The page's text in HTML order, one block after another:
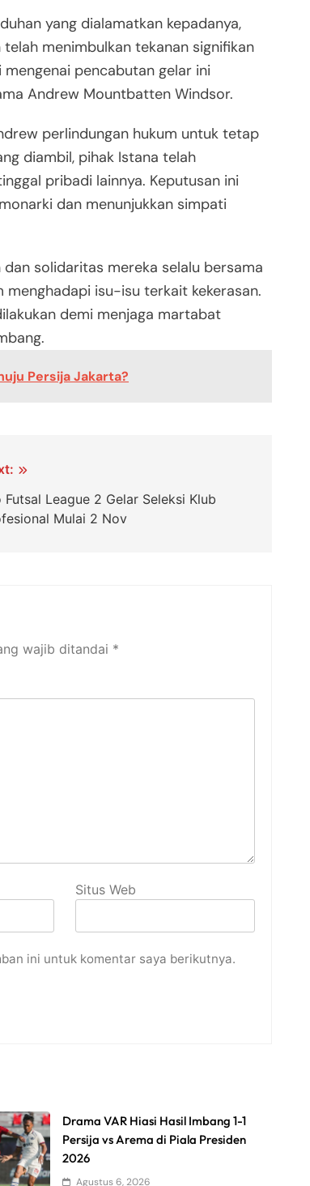
yang dialamatkan kepadanya,
menimbulkan tekanan signifikan
pencabutan gelar ini
Andrew Mountbatten Windsor.
perlindungan hukum untuk tetap
diambil, pihak Istana telah
pribadi lainnya. Keputusan ini
dan menunjukkan simpati
solidaritas mereka selalu bersama
menghadapi isu-isu terkait kekerasan.
demi menjaga martabat
Persija Jakarta?
Futsal League 2 Gelar Seleksi Klub
Mulai 2 Nov
wajib ditandai *
Situs Web
ini untuk komentar saya berikutnya.
Drama VAR Hiasi Hasil Imbang 1-1
Persija vs Arema di Piala Presiden
2026
Agustus 6, 2026